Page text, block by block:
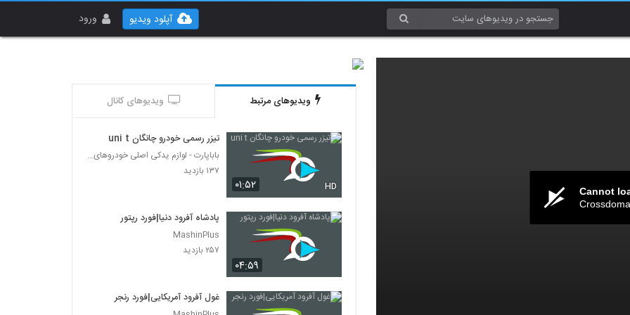
ورود آپلود ویدیو
Cannot
ویدیوهای مرتبط ویدیوهای کانال
۰۱:۵۲ HD
تیزر رسمی خودرو چانگان uni t
باباپارت - لوازم یدکی اصلی خودروهای چینی
۱۳۷ بازدید
۰۴:۵۹
پادشاه آفرود دنیا|فورد رپتور
MashinPlus
۲۵۷ بازدید
غول آفرود آمریکایی|فورد رنجر